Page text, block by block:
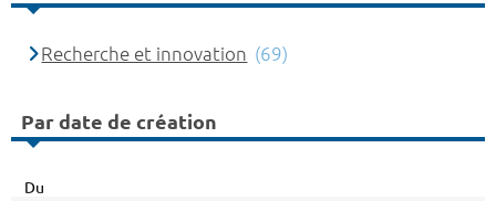
Recherche et innovation (69)
Par date de création
Du